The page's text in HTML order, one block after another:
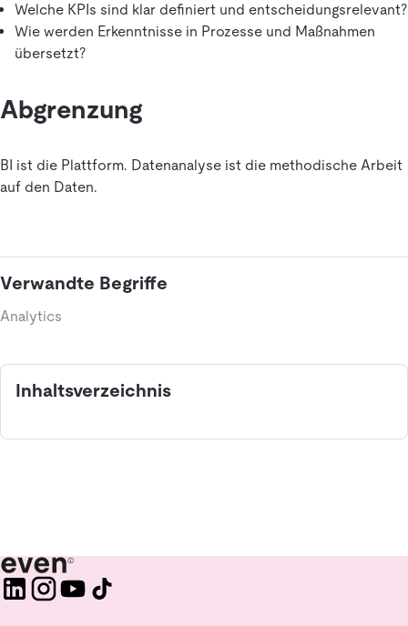
Welche KPIs sind klar definiert und entscheidungsrelevant?
Wie werden Erkenntnisse in Prozesse und Maßnahmen
übersetzt?
Abgrenzung
BI ist die Plattform. Datenanalyse ist die methodische Arbeit
auf den Daten.
Verwandte Begriffe
Analytics
Inhaltsverzeichnis